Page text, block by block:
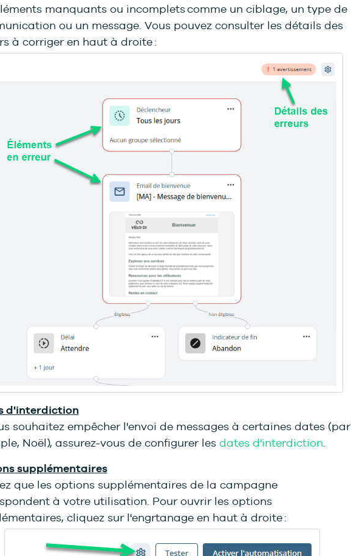
manquants ou incomplets comme un ciblage, un type de
ou un message. Vous pouvez consulter les détails des
à corriger en haut à droite :
d'interdiction
souhaitez empêcher l'envoi de messages à certaines dates (par
Noël), assurez-vous de configurer les dates d'interdiction
supplémentaires
que les options supplémentaires de la campagne
à votre utilisation. Pour ouvrir les options
cliquez sur l'engrtanage en haut à droite :